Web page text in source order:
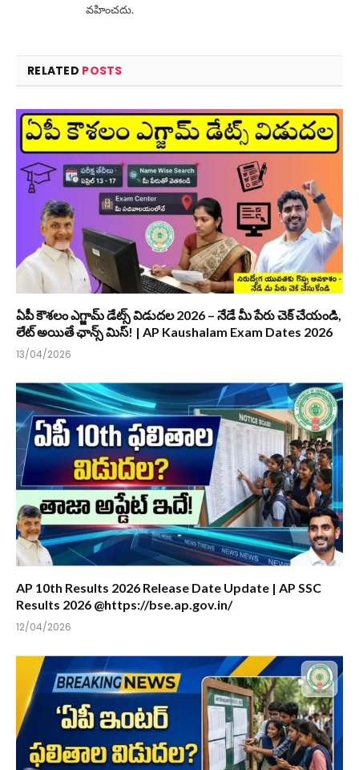
వహించదు.
RELATED POSTS
ఏపీ కౌశలం ఎగ్జామ్ డేట్స్ విడుదల 2026 – నేడే మీ పేరు చెక్ చేయండి,
లేట్ అయితే ఛాన్స్ మిస్! | AP Kaushalam Exam Dates 2026
13/04/2026
AP 10th Results 2026 Release Date Update | AP SSC
Results 2026 @https://bse.ap.gov.in/
12/04/2026